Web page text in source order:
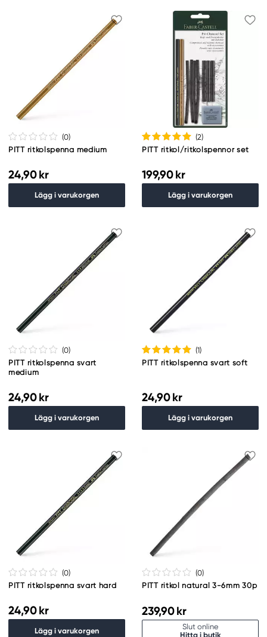
(0)
PITT ritkolspenna medium
24,90 kr
Lägg i varukorgen
(2)
PITT ritkol/ritkolspennor set
199,90 kr
Lägg i varukorgen
(0)
PITT ritkolspenna svart
medium
24,90 kr
Lägg i varukorgen
(1)
PITT ritkolspenna svart soft
24,90 kr
Lägg i varukorgen
(0)
PITT ritkolspenna svart hard
24,90 kr
Lägg i varukorgen
(0)
PITT ritkol natural 3-6mm 30p
239,90 kr
Slut online
Hitta i butik